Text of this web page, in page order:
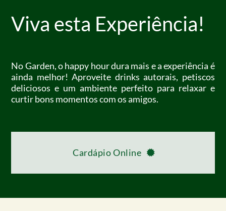
Viva esta Experiência!
No Garden, o happy hour dura mais e a experiência é
ainda melhor! Aproveite drinks autorais, petiscos
deliciosos e um ambiente perfeito para relaxar e
curtir bons momentos com os amigos.
Cardápio Online